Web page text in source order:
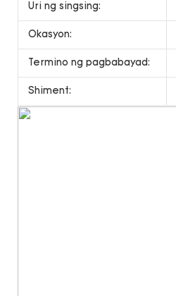
Uri ng singsing:
Okasyon:
Termino ng pagbabayad:
Shiment: